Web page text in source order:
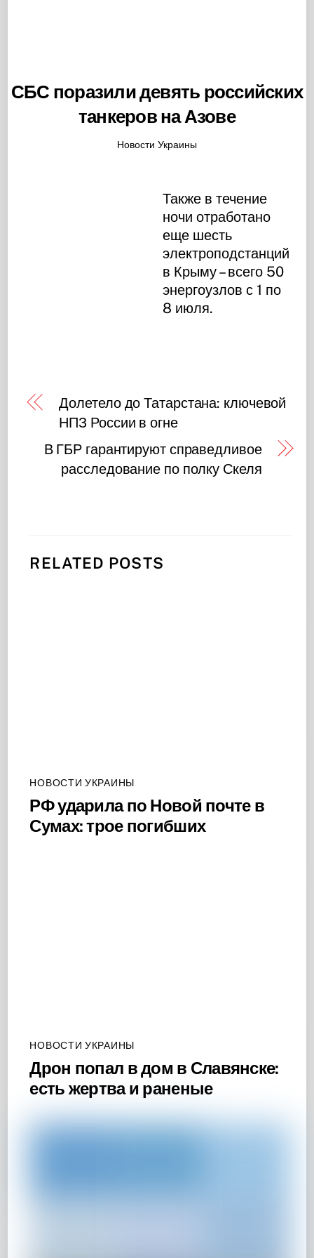
СБС поразили девять российских
танкеров на Азове
Новости Украины
Также в течение
ночи отработано
еще шесть
электроподстанций
в Крыму – всего 50
энергоузлов с 1 по
8 июля.
Долетело до Татарстана: ключевой
НПЗ России в огне
В ГБР гарантируют справедливое
расследование по полку Скеля
RELATED POSTS
НОВОСТИ УКРАИНЫ
РФ ударила по Новой почте в
Сумах: трое погибших
НОВОСТИ УКРАИНЫ
Дрон попал в дом в Славянске:
есть жертва и раненые